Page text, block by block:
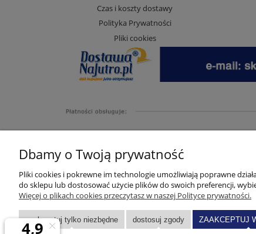
Czas i koszty dostawy
Polityka Prywatności
Pliki cookies
Dbamy o Twoją prywatność
Pliki cookies i pokrewne im technologie umożliwiają poprawne
do sklepu lub dostosować użycie plików do swoich preferencji,
Więcej o plikach cookies przeczytasz w naszej Polityce prywatności.
zaakceptuj tylko niezbędne dostosuj zgody ZAAKCEPTUJ